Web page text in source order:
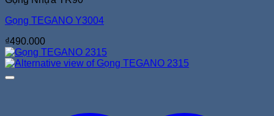
Gọng TEGANO Y3004
₫490.000